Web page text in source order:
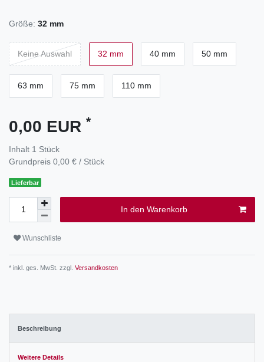
Größe: 32 mm
Keine Auswahl 32 mm 40 mm 50 mm
63 mm 75 mm 110 mm
0,00 EUR *
Inhalt 1 Stück
Grundpreis 0,00 € / Stück
Lieferbar
In den Warenkorb
Wunschliste
* inkl. ges. MwSt. zzgl. Versandkosten
Beschreibung
Weitere Details